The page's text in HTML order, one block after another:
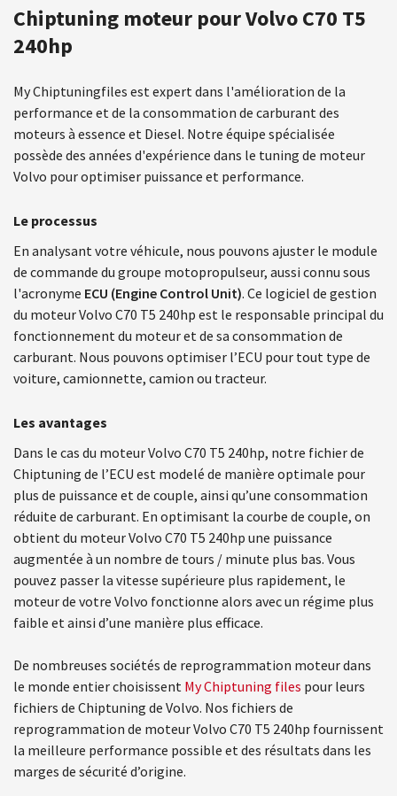
Chiptuning moteur pour Volvo C70 T5
240hp
My Chiptuningfiles est expert dans l'amélioration de la
performance et de la consommation de carburant des
moteurs à essence et Diesel. Notre équipe spécialisée
possède des années d'expérience dans le tuning de moteur
Volvo pour optimiser puissance et performance.
Le processus
En analysant votre véhicule, nous pouvons ajuster le module
de commande du groupe motopropulseur, aussi connu sous
l'acronyme ECU (Engine Control Unit). Ce logiciel de gestion
du moteur Volvo C70 T5 240hp est le responsable principal du
fonctionnement du moteur et de sa consommation de
carburant. Nous pouvons optimiser l’ECU pour tout type de
voiture, camionnette, camion ou tracteur.
Les avantages
Dans le cas du moteur Volvo C70 T5 240hp, notre fichier de
Chiptuning de l’ECU est modelé de manière optimale pour
plus de puissance et de couple, ainsi qu’une consommation
réduite de carburant. En optimisant la courbe de couple, on
obtient du moteur Volvo C70 T5 240hp une puissance
augmentée à un nombre de tours / minute plus bas. Vous
pouvez passer la vitesse supérieure plus rapidement, le
moteur de votre Volvo fonctionne alors avec un régime plus
faible et ainsi d’une manière plus efficace.
De nombreuses sociétés de reprogrammation moteur dans
le monde entier choisissent My Chiptuning files pour leurs
fichiers de Chiptuning de Volvo. Nos fichiers de
reprogrammation de moteur Volvo C70 T5 240hp fournissent
la meilleure performance possible et des résultats dans les
marges de sécurité d’origine.